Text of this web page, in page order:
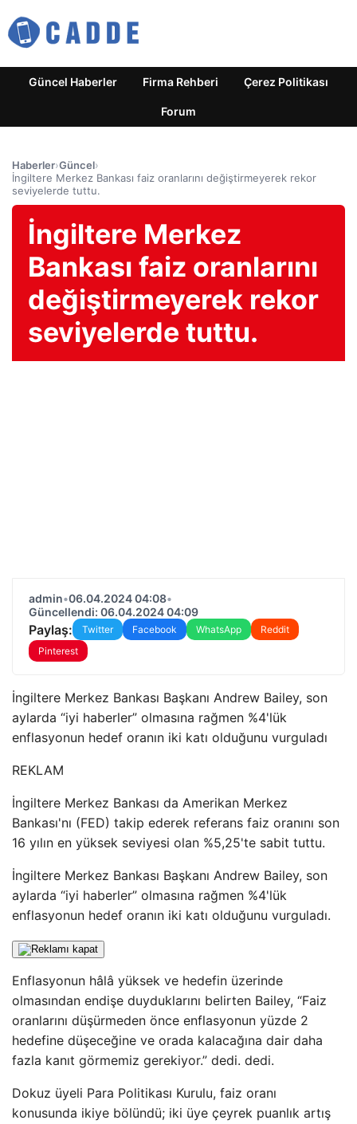
Güncel Haberler Firma Rehberi Çerez Politikası
Forum
Haberler›Güncel›
İngiltere Merkez Bankası faiz oranlarını değiştirmeyerek rekor
seviyelerde tuttu.
İngiltere Merkez
Bankası faiz oranlarını
değiştirmeyerek rekor
seviyelerde tuttu.
admin•06.04.2024 04:08•
Güncellendi: 06.04.2024 04:09
Paylaş: Twitter Facebook WhatsApp
Reddit
Pinterest
İngiltere Merkez Bankası Başkanı Andrew Bailey, son
aylarda “iyi haberler” olmasına rağmen %4'lük
enflasyonun hedef oranın iki katı olduğunu vurguladı
REKLAM
İngiltere Merkez Bankası da Amerikan Merkez
Bankası'nı (FED) takip ederek referans faiz oranını son
16 yılın en yüksek seviyesi olan %5,25'te sabit tuttu.
İngiltere Merkez Bankası Başkanı Andrew Bailey, son
aylarda “iyi haberler” olmasına rağmen %4'lük
enflasyonun hedef oranın iki katı olduğunu vurguladı.
Enflasyonun hâlâ yüksek ve hedefin üzerinde
olmasından endişe duyduklarını belirten Bailey, “Faiz
oranlarını düşürmeden önce enflasyonun yüzde 2
hedefine düşeceğine ve orada kalacağına dair daha
fazla kanıt görmemiz gerekiyor.” dedi. dedi.
Dokuz üyeli Para Politikası Kurulu, faiz oranı
konusunda ikiye bölündü; iki üye çeyrek puanlık artış